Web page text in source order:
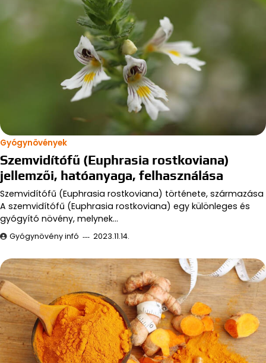
Gyógynövények
Szemvidítófű (Euphrasia rostkoviana)
jellemzői, hatóanyaga, felhasználása
Szemvidítófű (Euphrasia rostkoviana) története, származása
A szemvidítófű (Euphrasia rostkoviana) egy különleges és
gyógyító növény, melynek…
Gyógynövény infó 2023.11.14.